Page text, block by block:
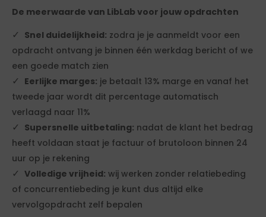
De meerwaarde van LibLab voor jouw opdrachten
Snel duidelijkheid: zodra je je aanmeldt voor een
opdracht ontvang je binnen één werkdag bericht of we
een goede match zien
Eerlijke marges: je betaalt 13% marge en vanaf het
tweede jaar wordt dit percentage automatisch
verlaagd naar 11%
Supersnelle uitbetaling: nadat de klant het bedrag
heeft voldaan staat je factuur of brutoloon binnen 24
uur op je rekening
Volledige vrijheid: wij werken zonder relatiebeding
of concurrentiebeding je kunt dus altijd elke
vervolgopdracht zelf bepalen